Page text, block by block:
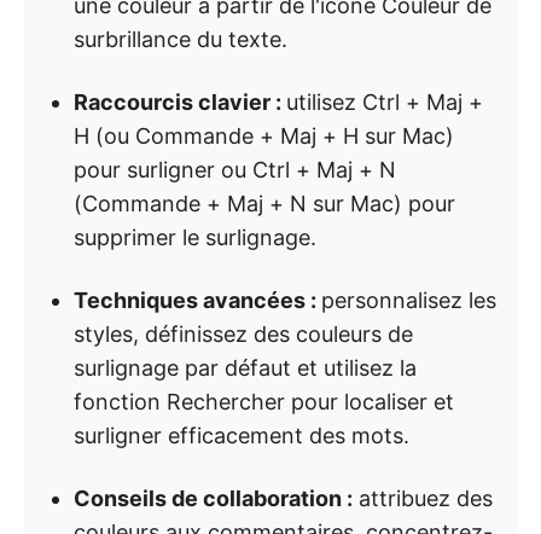
une couleur à partir de l'icône Couleur de
surbrillance du texte.
Raccourcis clavier : utilisez Ctrl + Maj +
H (ou Commande + Maj + H sur Mac)
pour surligner ou Ctrl + Maj + N
(Commande + Maj + N sur Mac) pour
supprimer le surlignage.
Techniques avancées : personnalisez les
styles, définissez des couleurs de
surlignage par défaut et utilisez la
fonction Rechercher pour localiser et
surligner efficacement des mots.
Conseils de collaboration : attribuez des